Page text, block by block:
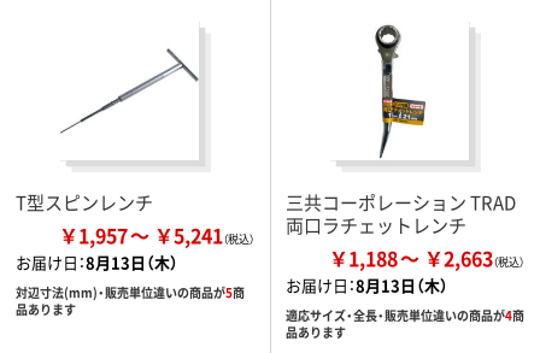
T型スピンレンチ
￥1,957 ￥5,241
お届け日：8月13日（木）
対辺寸法(mm)・販売単位違いの商品が5商
品あります
三共コーポレーション TRAD
両口ラチェットレンチ
￥1,188 ￥2,663
お届け日：8月13日（木）
適応サイズ・全長・販売単位違いの商品が4商
品あります